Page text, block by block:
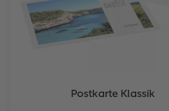
Postkarte Klassik